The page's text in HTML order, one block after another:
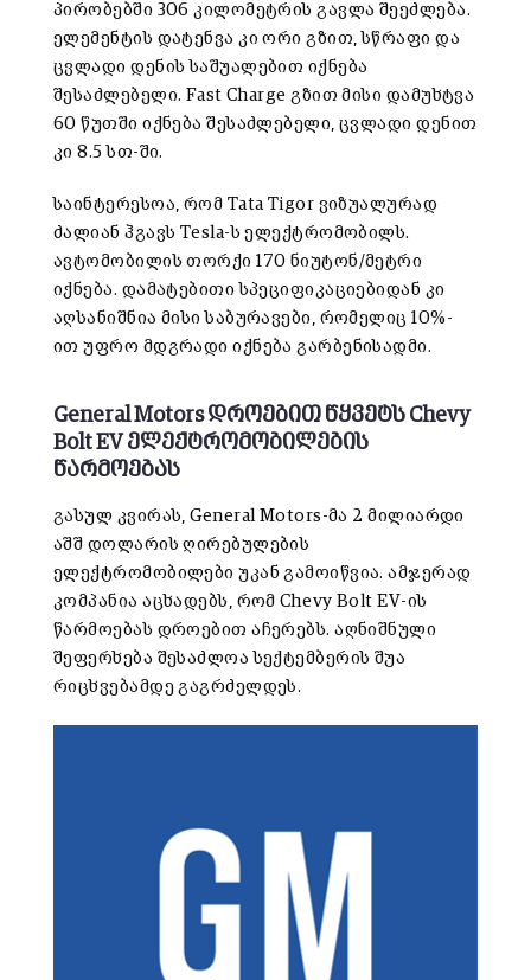
პირობებში 306 კილომეტრის გავლა შეეძლება.
ელემენტის დატენვა კი ორი გზით, სწრაფი და
ცვლადი დენის საშუალებით იქნება
შესაძლებელი. Fast Charge გზით მისი დამუხტვა
60 წუთში იქნება შესაძლებელი, ცვლადი დენით
კი 8.5 სთ-ში.
საინტერესოა, რომ Tata Tigor ვიზუალურად
ძალიან ჰგავს Tesla-ს ელექტრომობილს.
ავტომობილის თორქი 170 ნიუტონ/მეტრი
იქნება. დამატებითი სპეციფიკაციებიდან კი
აღსანიშნია მისი საბურავები, რომელიც 10%-
ით უფრო მდგრადი იქნება გარბენისადმი.
General Motors დროებით წყვეტს Chevy
Bolt EV ელექტრომობილების
წარმოებას
გასულ კვირას, General Motors-მა 2 მილიარდი
აშშ დოლარის ღირებულების
ელექტრომობილები უკან გამოიწვია. ამჯერად
კომპანია აცხადებს, რომ Chevy Bolt EV-ის
წარმოებას დროებით აჩერებს. აღნიშნული
შეფერხება შესაძლოა სექტემბერის შუა
რიცხვებამდე გაგრძელდეს.